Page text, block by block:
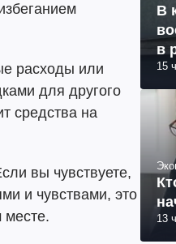
расходы или
для другого
средства на
вы чувствуете,
и чувствами, это
месте.
В
в
15
13